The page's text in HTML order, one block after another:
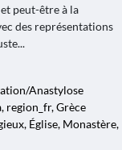
peut-être à la
des représentations
Anastylose
region_fr, Grèce
Église, Monastère,